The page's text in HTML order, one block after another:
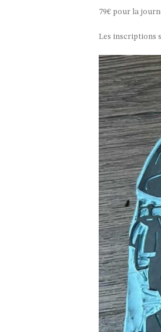
79€ pour la
Les inscriptions